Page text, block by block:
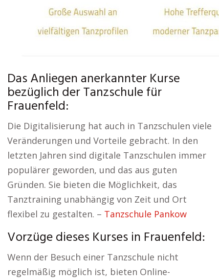
Das Anliegen anerkannter Kurse
bezüglich der Tanzschule für
Frauenfeld:
Die Digitalisierung hat auch in Tanzschulen viele
Veränderungen und Vorteile gebracht. In den
letzten Jahren sind digitale Tanzschulen immer
populärer geworden, und das aus guten
Gründen. Sie bieten die Möglichkeit, das
Tanztraining unabhängig von Zeit und Ort
flexibel zu gestalten. – Tanzschule Pankow
Vorzüge dieses Kurses in Frauenfeld:
Wenn der Besuch einer Tanzschule nicht
regelmäßig möglich ist, bieten Online-